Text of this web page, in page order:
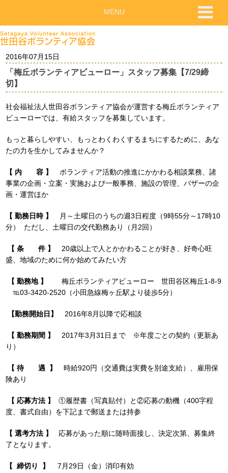
2016年07月15日
「梅丘ボランティアビューロー」スタッフ募集【7/29締
切】
社会福祉法人世田谷ボランティア協会が運営する梅丘ボランティア
ビューローでは、有給スタッフを募集しています。
もっと暮らしやすい、もっとわくわくするまちにするために、あな
たの力を生かしてみませんか？
【 内 容 】
ボランティア活動の推進にかかわる相談業務、諸
事業の企画・立案・実施および一般事務、施設の管理、バザーの企
画・運営ほか
【 勤務日時 】
月～土曜日のうちの週3日程度（9時55分～17時10
分） ただし、土曜日の交代勤務あり（月2回）
【 条 件 】 20歳以上で人とかかわることが好き、好奇心旺
盛、地域のために何か始めてみたい方
【 勤務地 】梅丘ボランティアビューロー 世田谷区梅丘1-8-9
℡03-3420-2520（小田急線梅ヶ丘駅より徒歩5分）
【勤務開始日】 2016年8月以降で応相談
【 勤務期間 】 2017年3月31日まで ※年度ごとの契約（更新あ
り）
【 待 遇 】時給920円（交通費は実費を別途支給）、雇用保
険あり
【 応募方法 】①履歴書（写真貼付）と②応募の動機（400字程
度、書式自由）を下記まで郵送または持参
【 選考方法 】 応募があった順に随時面接し、決定次第、募集終
了となります。
【 締切り 】7月29日（金）消印有効
MENU